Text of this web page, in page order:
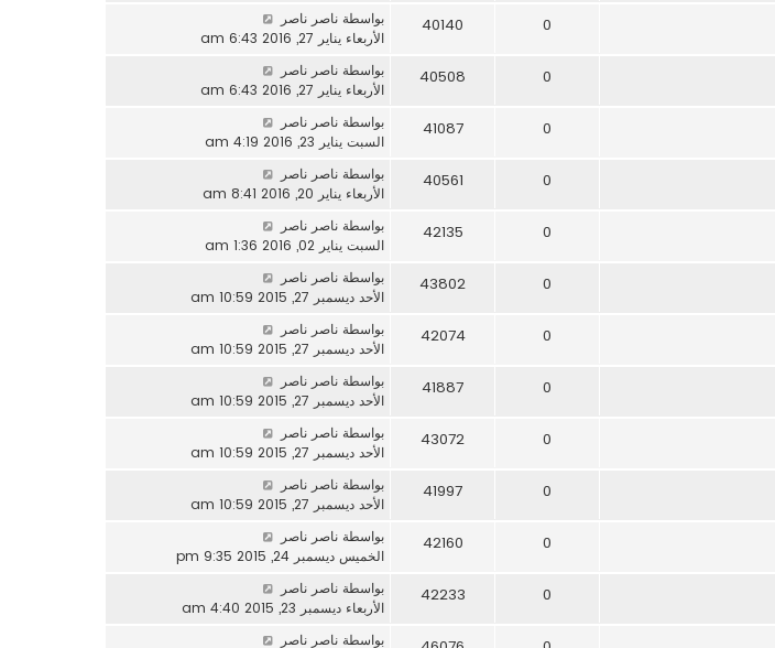
0
40140 بواسطة ناصر ناصر
الأربعاء يناير 27, 2016 6:43 am
0
40508 بواسطة ناصر ناصر
الأربعاء يناير 27, 2016 6:43 am
0
41087 بواسطة ناصر ناصر
السبت يناير 23, 2016 4:19 am
0
40561 بواسطة ناصر ناصر
الأربعاء يناير 20, 2016 8:41 am
0
42135 بواسطة ناصر ناصر
السبت يناير 02, 2016 1:36 am
0
43802 بواسطة ناصر ناصر
الأحد ديسمبر 27, 2015 10:59 am
0
42074 بواسطة ناصر ناصر
الأحد ديسمبر 27, 2015 10:59 am
0
41887 بواسطة ناصر ناصر
الأحد ديسمبر 27, 2015 10:59 am
0
43072 بواسطة ناصر ناصر
الأحد ديسمبر 27, 2015 10:59 am
0
41997 بواسطة ناصر ناصر
الأحد ديسمبر 27, 2015 10:59 am
0
42160 بواسطة ناصر ناصر
الخميس ديسمبر 24, 2015 9:35 pm
0
42233 بواسطة ناصر ناصر
الأربعاء ديسمبر 23, 2015 4:40 am
بواسطة ناصر ناصر